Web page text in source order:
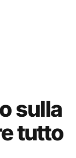
sulla
tutto